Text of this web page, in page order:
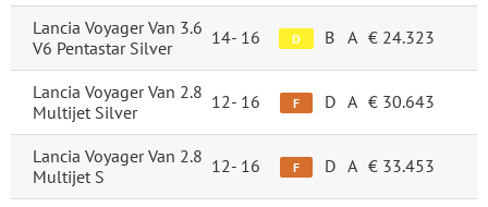
Lancia Voyager Van 3.6
V6 Pentastar Silver
14- 16 D B A € 24.323
Lancia Voyager Van 2.8
Multijet Silver
12- 16 F D A € 30.643
Lancia Voyager Van 2.8
Multijet S
12- 16 F D A € 33.453